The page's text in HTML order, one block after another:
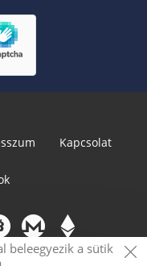
Kapcsolat
beleegyezik a sütik